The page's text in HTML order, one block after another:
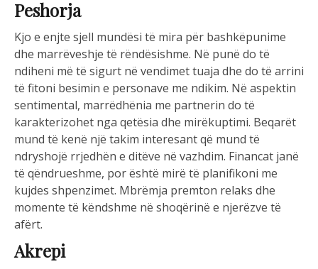
Peshorja
Kjo e enjte sjell mundësi të mira për bashkëpunime
dhe marrëveshje të rëndësishme. Në punë do të
ndiheni më të sigurt në vendimet tuaja dhe do të arrini
të fitoni besimin e personave me ndikim. Në aspektin
sentimental, marrëdhënia me partnerin do të
karakterizohet nga qetësia dhe mirëkuptimi. Beqarët
mund të kenë një takim interesant që mund të
ndryshojë rrjedhën e ditëve në vazhdim. Financat janë
të qëndrueshme, por është mirë të planifikoni me
kujdes shpenzimet. Mbrëmja premton relaks dhe
momente të këndshme në shoqërinë e njerëzve të
afërt.
Akrepi